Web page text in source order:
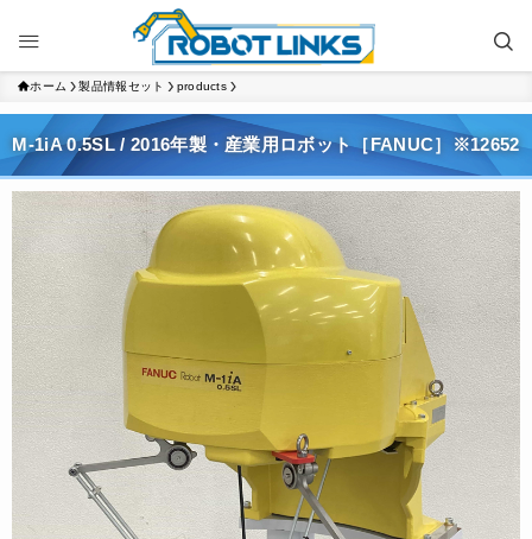
ホーム 製品情報セット products
M-1iA 0.5SL / 2016年製・産業用ロボット［FANUC］※12652